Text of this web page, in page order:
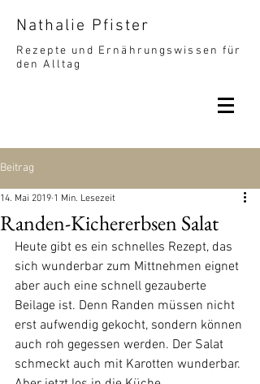
Nathalie Pfister
Rezepte und Ernährungswissen für
den Alltag
Beitrag
Randen-Kichererbsen Salat
14. Mai 2019 1 Min. Lesezeit
Heute gibt es ein schnelles Rezept, das
sich wunderbar zum Mittnehmen eignet
aber auch eine schnell gezauberte
Beilage ist. Denn Randen müssen nicht
erst aufwendig gekocht, sondern können
auch roh gegessen werden. Der Salat
schmeckt auch mit Karotten wunderbar.